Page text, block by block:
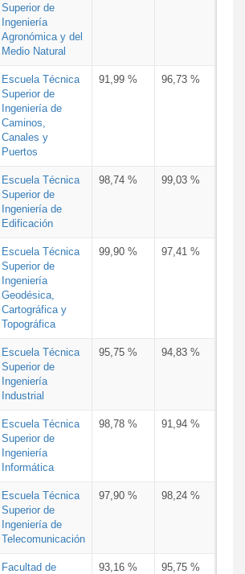
Superior de
Ingeniería
Agronómica y del
Medio Natural
Escuela Técnica
Superior de
Ingeniería de
Caminos,
Canales y
Puertos
91,99 % 96,73 %
Escuela Técnica
Superior de
Ingeniería de
Edificación
98,74 % 99,03 %
Escuela Técnica
Superior de
Ingeniería
Geodésica,
Cartográfica y
Topográfica
99,90 % 97,41 %
Escuela Técnica
Superior de
Ingeniería
Industrial
95,75 % 94,83 %
Escuela Técnica
Superior de
Ingeniería
Informática
98,78 % 91,94 %
Escuela Técnica
Superior de
Ingeniería de
Telecomunicación
97,90 % 98,24 %
Facultad de
93,16 % 95,75 %